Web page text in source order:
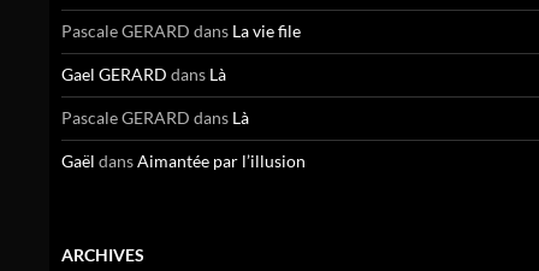
Pascale GERARD dans La vie file
Gael GERARD dans Là
Pascale GERARD dans Là
Gaël dansAimantée par l’illusion
ARCHIVES